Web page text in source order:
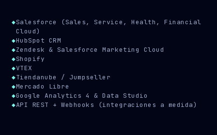
◆Salesforce (Sales, Service, Health, Financial
Cloud)
◆HubSpot CRM
◆Zendesk & Salesforce Marketing Cloud
◆Shopify
◆VTEX
◆Tiendanube / Jumpseller
◆Mercado Libre
◆Google Analytics 4 & Data Studio
◆API REST + Webhooks (integraciones a medida)